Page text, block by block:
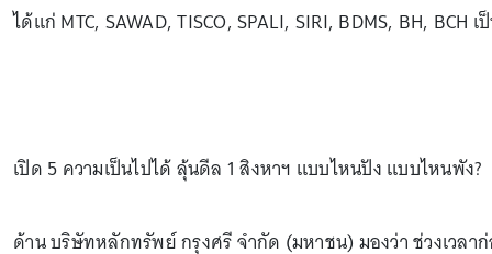
ได้แก่ MTC, SAWAD, TISCO, SPALI, SIRI, BDMS, BH, BCH
เปิด 5 ความเป็นไปได้ ลุ้นดีล 1 สิงหาฯ แบบไหนปัง แบบไหนพัง?
ด้าน บริษัทหลักทรัพย์ กรุงศรี จำกัด (มหาชน) มองว่า ช่วงเวลา